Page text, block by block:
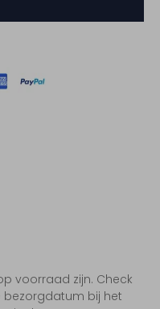
voorraad zijn. Check
bezorgdatum bij het